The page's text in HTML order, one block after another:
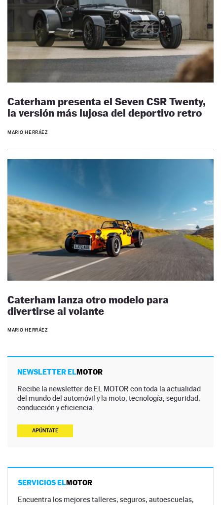
Caterham presenta el Seven CSR Twenty,
la versión más lujosa del deportivo retro
MARIO HERRÁEZ
Caterham lanza otro modelo para
divertirse al volante
MARIO HERRÁEZ
NEWSLETTER ELMOTOR
Recibe la newsletter de EL MOTOR con toda la actualidad
del mundo del automóvil y la moto, tecnología, seguridad,
conducción y eficiencia.
APÚNTATE
SERVICIOS ELMOTOR
Encuentra los mejores talleres, seguros, autoescuelas,